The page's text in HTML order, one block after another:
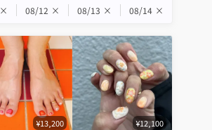
× 08/12 × 08/13 × 08/14 ×
¥13,200 ¥12,100